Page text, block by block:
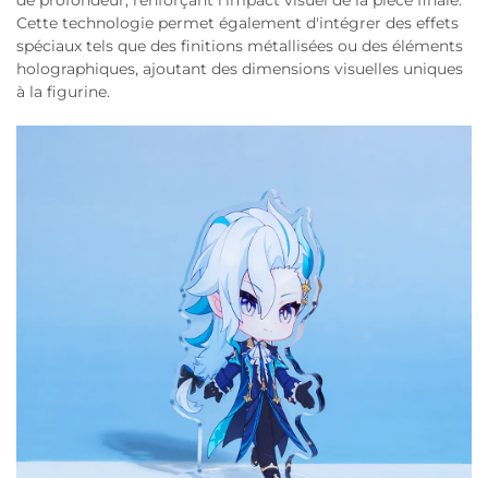
Cette technologie permet également d'intégrer des effets
spéciaux tels que des finitions métallisées ou des éléments
holographiques, ajoutant des dimensions visuelles uniques
à la figurine.